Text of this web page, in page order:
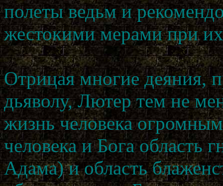
полеты ведьм и
жестокими мерами при
Отрицая многие деяния,
дьяволу, Лютер тем не
жизнь человека
человека и Бога область
Адама) и область